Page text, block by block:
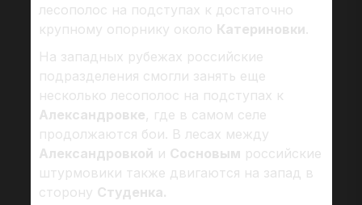
лесополос на подступах к достаточно
крупному опорнику около Катериновки.
На западных рубежах российские
подразделения смогли занять еще
несколько лесополос на подступах к
Александровке, где в самом селе
продолжаются бои. В лесах между
Александровкой и Сосновым российские
штурмовики также двигаются на запад в
сторону Студенка.